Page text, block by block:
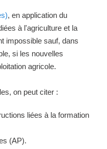
, en application du
à l'agriculture et la
impossible sauf, dans
si les nouvelles
agricole.
on peut citer :
liées à la formation
(AP).